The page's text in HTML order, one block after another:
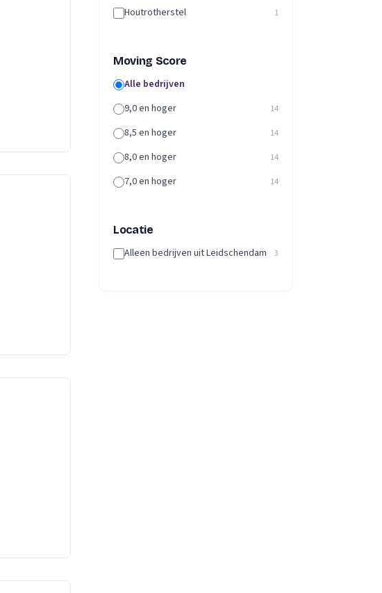
Houtrotherstel 1
Moving Score
Alle bedrijven
9,0 en hoger
14
8,5 en hoger 14
8,0 en hoger 14
7,0 en hoger 14
Locatie
Alleen bedrijven uit Leidschendam 3